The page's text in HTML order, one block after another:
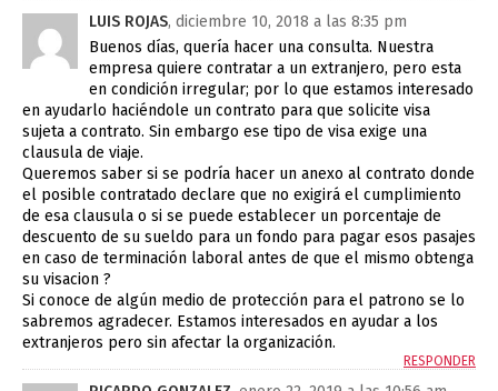
LUIS ROJAS, diciembre 10, 2018 a las 8:35 pm
Buenos días, quería hacer una consulta. Nuestra
empresa quiere contratar a un extranjero, pero esta
en condición irregular; por lo que estamos interesado
en ayudarlo haciéndole un contrato para que solicite visa
sujeta a contrato. Sin embargo ese tipo de visa exige una
clausula de viaje.
Queremos saber si se podría hacer un anexo al contrato donde
el posible contratado declare que no exigirá el cumplimiento
de esa clausula o si se puede establecer un porcentaje de
descuento de su sueldo para un fondo para pagar esos pasajes
en caso de terminación laboral antes de que el mismo obtenga
su visacion ?
Si conoce de algún medio de protección para el patrono se lo
sabremos agradecer. Estamos interesados en ayudar a los
extranjeros pero sin afectar la organización.
RESPONDER